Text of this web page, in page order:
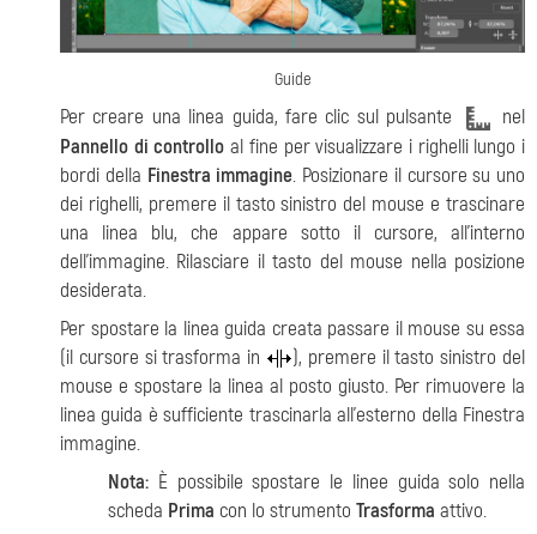
Guide
Per creare una linea guida, fare clic sul pulsante
nel
Pannello di controllo al fine per visualizzare i righelli lungo i
bordi della Finestra immagine. Posizionare il cursore su uno
dei righelli, premere il tasto sinistro del mouse e trascinare
una linea blu, che appare sotto il cursore, all'interno
dell'immagine. Rilasciare il tasto del mouse nella posizione
desiderata.
Per spostare la linea guida creata passare il mouse su essa
(il cursore si trasforma in
), premere il tasto sinistro del
mouse e spostare la linea al posto giusto. Per rimuovere la
linea guida è sufficiente trascinarla all'esterno della Finestra
immagine.
Nota: È possibile spostare le linee guida solo nella
scheda Prima con lo strumento Trasforma attivo.